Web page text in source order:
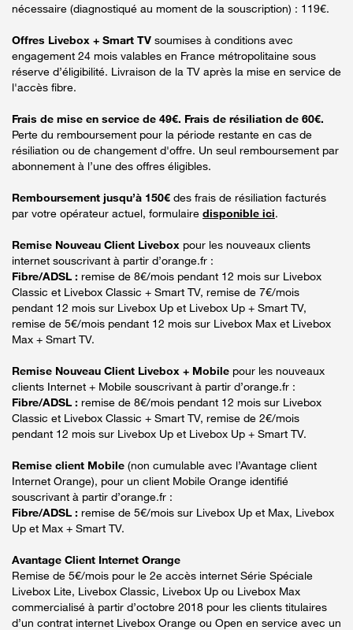
nécessaire (diagnostiqué au moment de la souscription) : 119€.
Offres Livebox + Smart TV soumises à conditions avec
engagement 24 mois valables en France métropolitaine sous
réserve d’éligibilité. Livraison de la TV après la mise en service de
l'accès fibre.
Frais de mise en service de 49€. Frais de résiliation de 60€.
Perte du remboursement pour la période restante en cas de
résiliation ou de changement d'offre. Un seul remboursement par
abonnement à l’une des offres éligibles.
Remboursement jusqu’à 150€ des frais de résiliation facturés
par votre opérateur actuel, formulaire disponible ici.
Remise Nouveau Client Livebox pour les nouveaux clients
internet souscrivant à partir d’orange.fr :
Fibre/ADSL : remise de 8€/mois pendant 12 mois sur Livebox
Classic et Livebox Classic + Smart TV, remise de 7€/mois
pendant 12 mois sur Livebox Up et Livebox Up + Smart TV,
remise de 5€/mois pendant 12 mois sur Livebox Max et Livebox
Max + Smart TV.
Remise Nouveau Client Livebox + Mobile pour les nouveaux
clients Internet + Mobile souscrivant à partir d’orange.fr :
Fibre/ADSL : remise de 8€/mois pendant 12 mois sur Livebox
Classic et Livebox Classic + Smart TV, remise de 2€/mois
pendant 12 mois sur Livebox Up et Livebox Up + Smart TV.
Remise client Mobile (non cumulable avec l’Avantage client
Internet Orange), pour un client Mobile Orange identifié
souscrivant à partir d’orange.fr :
Fibre/ADSL : remise de 5€/mois sur Livebox Up et Max, Livebox
Up et Max + Smart TV.
Avantage Client Internet Orange
Remise de 5€/mois pour le 2e accès internet Série Spéciale
Livebox Lite, Livebox Classic, Livebox Up ou Livebox Max
commercialisé à partir d’octobre 2018 pour les clients titulaires
d’un contrat internet Livebox Orange ou Open en service avec un